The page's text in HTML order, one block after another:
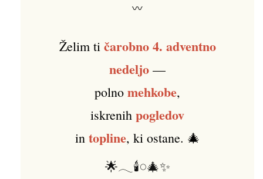
〰
Želim ti čarobno 4. adventno
nedeljo —
polno mehkobe,
iskrenih pogledov
in topline, ki ostane. 🎄
🌟𓂃🕯️𓏸🎄✨